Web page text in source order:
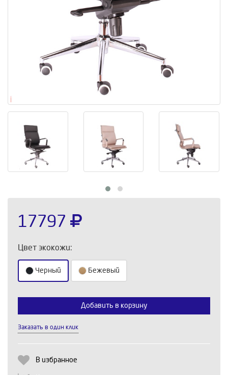
17797
Цвет экокожи:
Черный Бежевый
Выберите количество:
Продолжить
Добавить в корзину
Заказать в один клик
В избранное